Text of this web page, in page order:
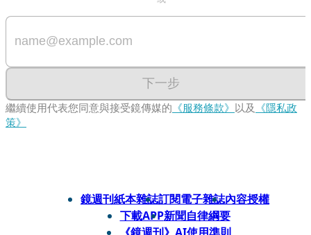
下一步
繼續使用代表您同意與接受鏡傳媒的 《服務條款》 以及 《隱私政
策》
鏡週刊紙本雜誌訂閱電子雜誌內容授權
下載APP新聞自律綱要